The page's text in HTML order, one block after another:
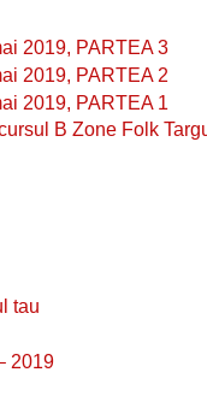
2019, PARTEA 3
2019, PARTEA 2
2019, PARTEA 1
B Zone Folk
tau
2019